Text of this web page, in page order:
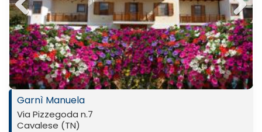
Previ
ous
Next
Garnì Manuela
Via Pizzegoda n.7
Cavalese (TN)